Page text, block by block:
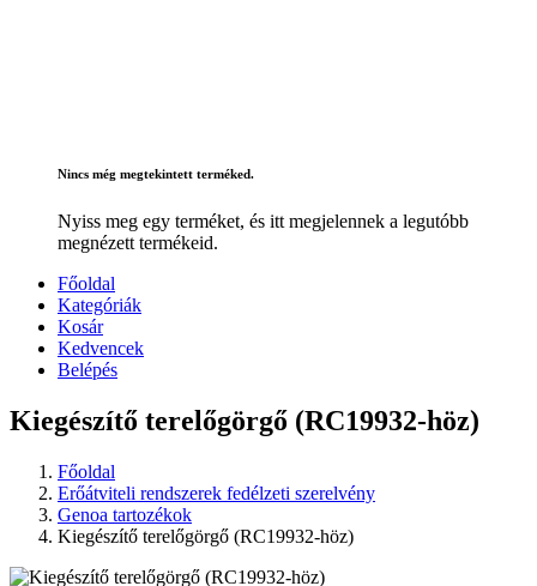
Nincs még megtekintett terméked.
Nyiss meg egy terméket, és itt megjelennek a legutóbb
megnézett termékeid.
Főoldal
Kategóriák
Kosár
Kedvencek
Belépés
Kiegészítő terelőgörgő (RC19932-höz)
Főoldal
Erőátviteli rendszerek fedélzeti szerelvény
Genoa tartozékok
Kiegészítő terelőgörgő (RC19932-höz)